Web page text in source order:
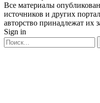
Все материалы
источников и других
авторство принадлежат их
Sign in